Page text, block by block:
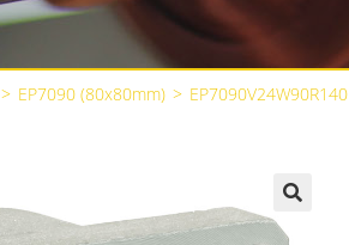
> EP7090 (80x80mm) > EP7090V24W90R140
🔍